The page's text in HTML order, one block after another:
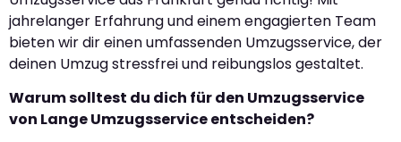
jahrelanger Erfahrung und einem engagierten Team
bieten wir dir einen umfassenden Umzugsservice, der
deinen Umzug stressfrei und reibungslos gestaltet.
Warum solltest du dich für den Umzugsservice
von Lange Umzugsservice entscheiden?